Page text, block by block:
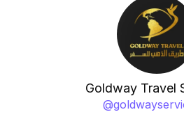
Goldway Travel
@